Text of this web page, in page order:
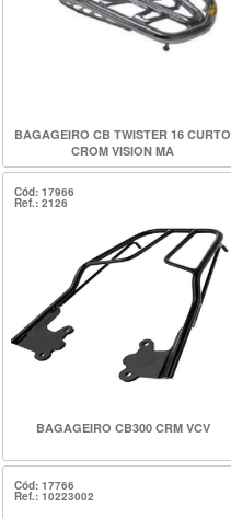
BAGAGEIRO CB TWISTER 16 CURTO
CROM VISION MA
Cód: 17966
Ref.: 2126
BAGAGEIRO CB300 CRM VCV
Cód: 17766
Ref.: 10223002